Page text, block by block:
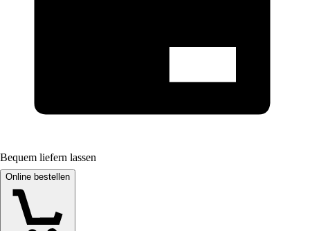
Bequem liefern lassen
Online bestellen